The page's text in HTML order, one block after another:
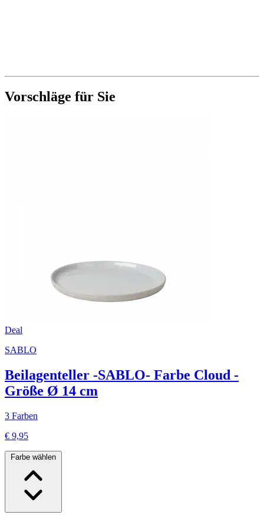
Vorschläge für Sie
Deal
SABLO
Beilagenteller -SABLO- Farbe Cloud -
Größe Ø 14 cm
3 Farben
€ 9,95
Farbe wählen